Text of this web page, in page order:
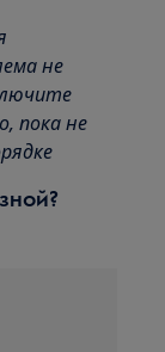
не
пока не